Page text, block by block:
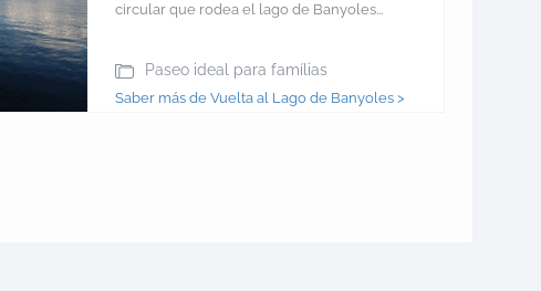
circular que rodea el lago de Banyoles...
Paseo ideal para famílias
Saber más de Vuelta al Lago de Banyoles >